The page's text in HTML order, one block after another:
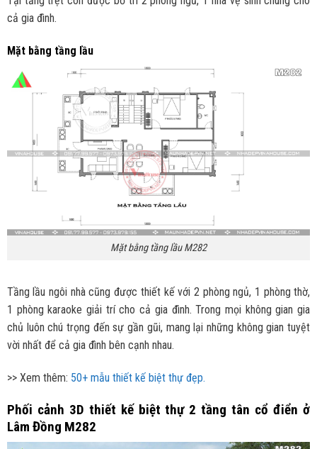
cả gia đình.
Mặt bằng tầng lầu
Mặt bằng tầng lầu M282
Tầng lầu ngôi nhà cũng được thiết kế với 2 phòng ngủ, 1 phòng thờ,
1 phòng karaoke giải trí cho cả gia đình. Trong mọi không gian gia
chủ luôn chú trọng đến sự gần gũi, mang lại những không gian tuyệt
vời nhất để cả gia đình bên cạnh nhau.
>> Xem thêm: 50+ mẫu thiết kế biệt thự đẹp.
Phối cảnh 3D thiết kế biệt thự 2 tầng tân cổ điển ở
Lâm Đồng M282